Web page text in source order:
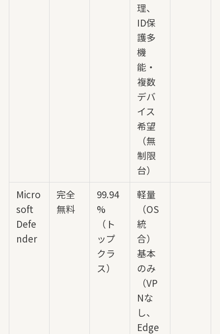
理、
ID保
護多
機
能・
複数
デバ
イス
希望
（無
制限
台）
Micro
soft
Defe
nder
完全
無料
99.94
%
（ト
ップ
クラ
ス）
軽量
（OS
統
合）
基本
のみ
（VP
Nな
し、
Edge